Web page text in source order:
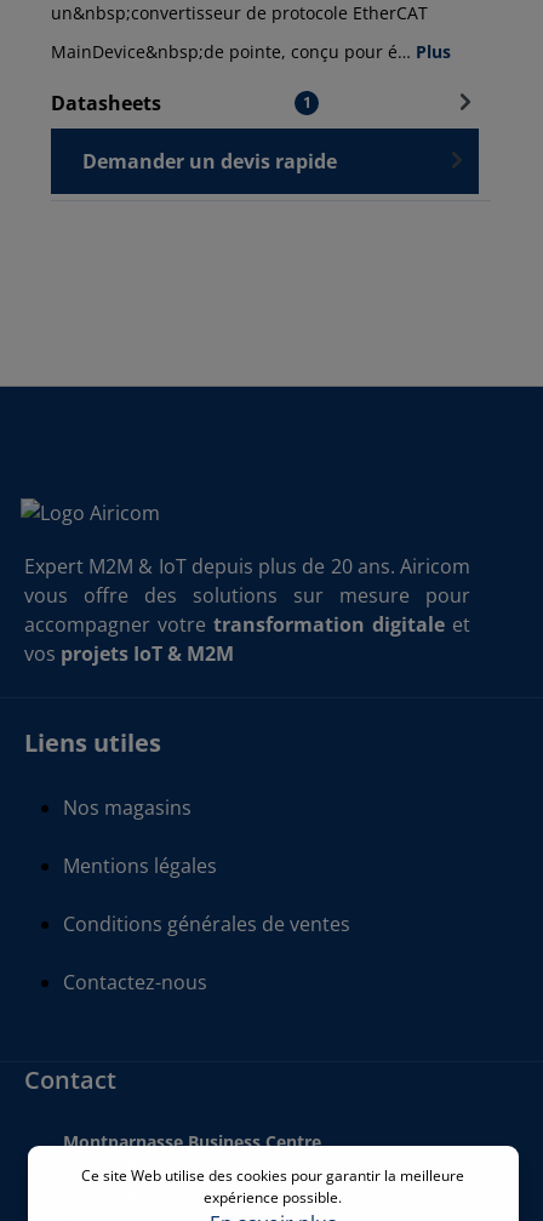
un&nbsp;convertisseur de protocole EtherCAT
MainDevice&nbsp;de pointe, conçu pour é… Plus
Datasheets 1
Demander un devis rapide
Expert M2M & IoT depuis plus de 20 ans. Airicom
vous offre des solutions sur mesure pour
accompagner votre transformation digitale et
vos projets IoT & M2M
Liens utiles
Nos magasins
Mentions légales
Conditions générales de ventes
Contactez-nous
Contact
Montparnasse Business Centre
140 bis Rue de Rennes
Ce site Web utilise des cookies pour garantir la meilleure
expérience possible.